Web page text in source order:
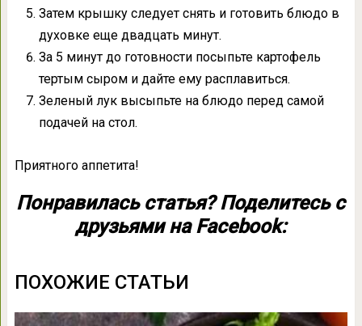
Затем крышку следует снять и готовить блюдо в
духовке еще двадцать минут.
За 5 минут до готовности посыпьте картофель
тертым сыром и дайте ему расплавиться.
Зеленый лук высыпьте на блюдо перед самой
подачей на стол.
Приятного аппетита!
Понравилась статья? Поделитесь с
друзьями на Facebook:
ПОХОЖИЕ СТАТЬИ